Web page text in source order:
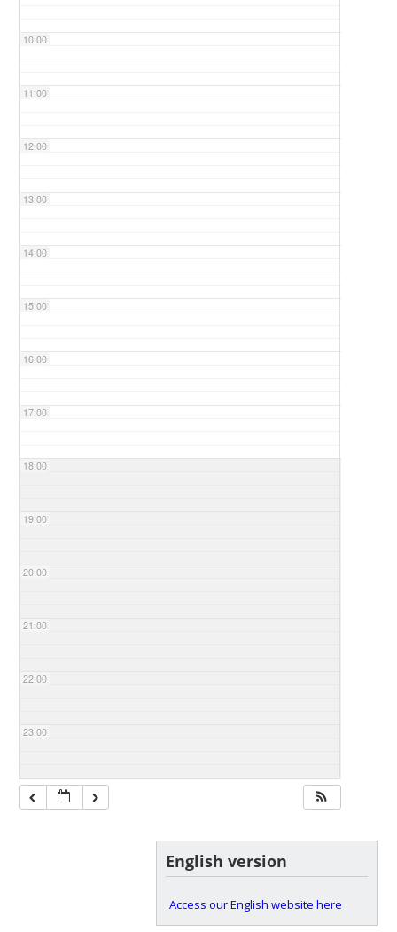
10:00
11:00
12:00
13:00
14:00
15:00
16:00
17:00
18:00
19:00
20:00
21:00
22:00
23:00
English version
Access our English website here